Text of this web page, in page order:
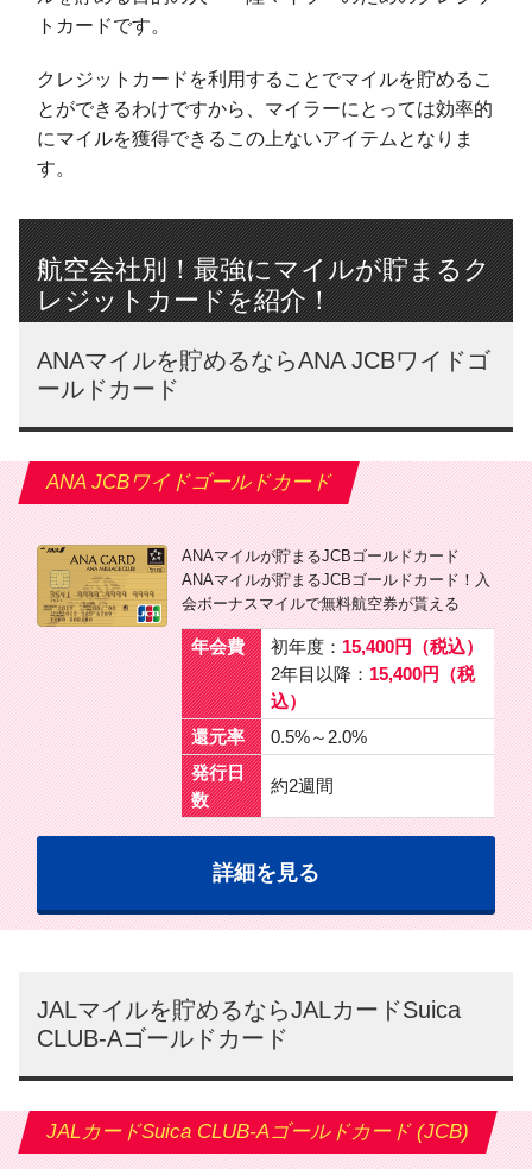
トカードです。
クレジットカードを利用することでマイルを貯めるこ
とができるわけですから、マイラーにとっては効率的
にマイルを獲得できるこの上ないアイテムとなりま
す。
航空会社別！最強にマイルが貯まるク
レジットカードを紹介！
ANAマイルを貯めるならANA JCBワイドゴ
ールドカード
ANA JCBワイドゴールドカード
ANAマイルが貯まるJCBゴールドカード
ANAマイルが貯まるJCBゴールドカード！入
会ボーナスマイルで無料航空券が貰える
年会費 初年度： 15,400円（税込）
2年目以降： 15,400円（税
込）
還元率
0.5%～2.0%
発行日
数
約2週間
詳細を見る
JALマイルを貯めるならJALカードSuica
CLUB-Aゴールドカード
JALカードSuica CLUB-Aゴールドカード (JCB)